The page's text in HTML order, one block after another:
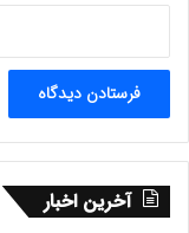
– آبان ماه ۹۹
www.ulkamiz.ir
آخرین اخبار